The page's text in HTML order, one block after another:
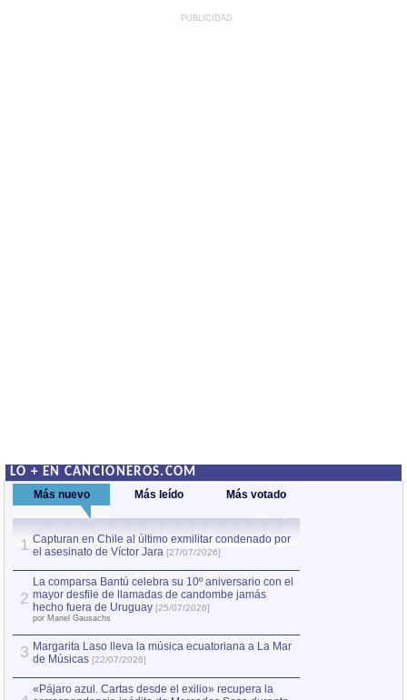
PUBLICIDAD
LO + EN CANCIONEROS.COM
Más nuevo Más leído Más votado
1 Capturan en Chile al último exmilitar condenado por
el asesinato de Víctor Jara [27/07/2026]
2
La comparsa Bantú celebra su 10º aniversario con el
mayor desfile de llamadas de candombe jamás
hecho fuera de Uruguay [25/07/2026]
por Manel Gausachs
3 Margarita Laso lleva la música ecuatoriana a La Mar
de Músicas [22/07/2026]
«Pájaro azul. Cartas desde el exilio» recupera la